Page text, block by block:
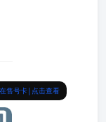
售号卡|点击查看